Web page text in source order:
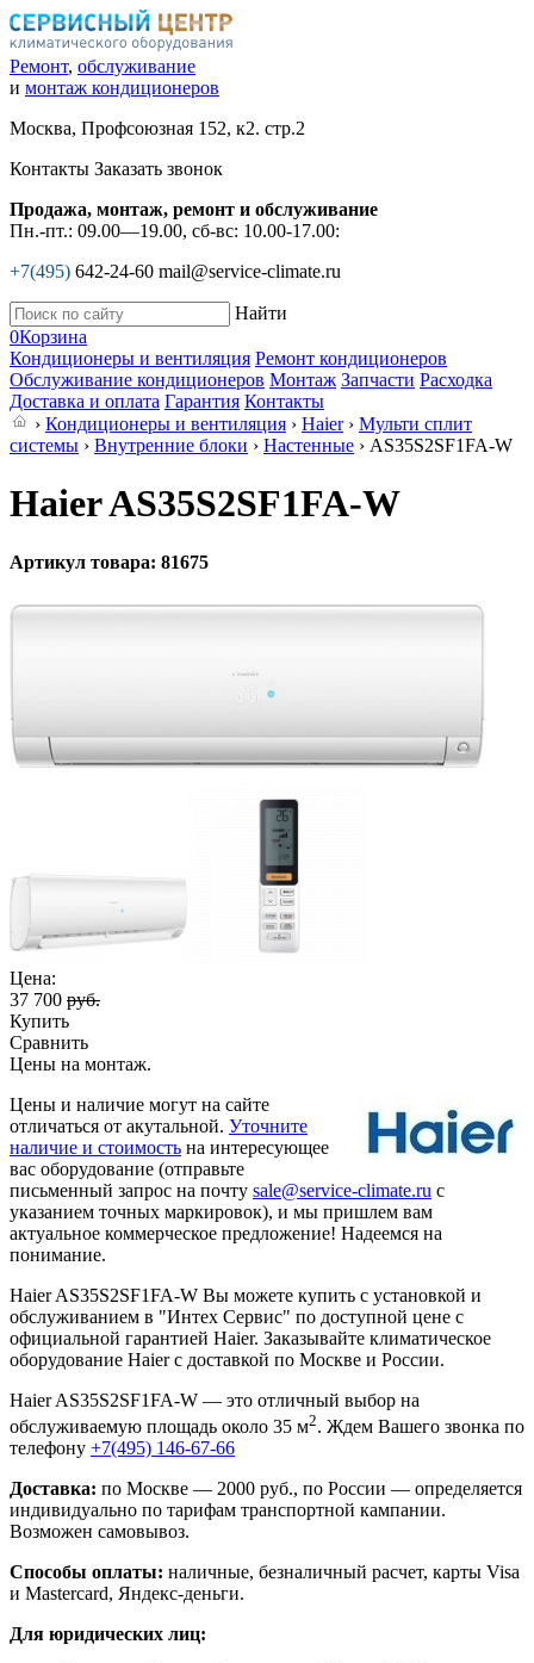
Ремонт, обслуживание
и монтаж кондиционеров
Москва, Профсоюзная 152, к2. стр.2
Контакты Заказать звонок
Продажа, монтаж, ремонт и обслуживание
Пн.-пт.: 09.00—19.00, сб-вс: 10.00-17.00:
+7(495) 642-24-60 mail@service-climate.ru
Найти
0Корзина
Кондиционеры и вентиляция Ремонт кондиционеров
Обслуживание кондиционеров Монтаж Запчасти Расходка
Доставка и оплата Гарантия Контакты
› Кондиционеры и вентиляция › Haier› Мульти сплит
системы › Внутренние блоки › Настенные › AS35S2SF1FA-W
Haier AS35S2SF1FA-W
Артикул товара: 81675
Цена:
37 700 руб.
Купить
Сравнить
Цены на монтаж.
Цены и наличие могут на сайте
отличаться от акутальной. Уточните
наличие и стоимость на интересующее
вас оборудование (отправьте
письменный запрос на почту sale@service-climate.ru с
указанием точных маркировок), и мы пришлем вам
актуальное коммерческое предложение! Надеемся на
понимание.
Haier AS35S2SF1FA-W Вы можете купить с установкой и
обслуживанием в "Интех Сервис" по доступной цене с
официальной гарантией Haier. Заказывайте климатическое
оборудование Haier с доставкой по Москве и России.
Haier AS35S2SF1FA-W — это отличный выбор на
обслуживаемую площадь около 35 м2. Ждем Вашего звонка по
телефону +7(495) 146-67-66
Доставка: по Москве — 2000 руб., по России — определяется
индивидуально по тарифам транспортной кампании.
Возможен самовывоз.
Способы оплаты: наличные, безналичный расчет, карты Visa
и Mastercard, Яндекс-деньги.
Для юридических лиц: